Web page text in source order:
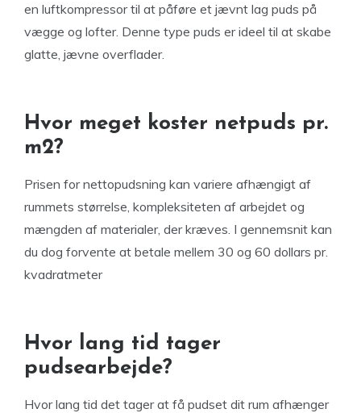
en luftkompressor til at påføre et jævnt lag puds på
vægge og lofter. Denne type puds er ideel til at skabe
glatte, jævne overflader.
Hvor meget koster netpuds pr.
m2?
Prisen for nettopudsning kan variere afhængigt af
rummets størrelse, kompleksiteten af arbejdet og
mængden af materialer, der kræves. I gennemsnit kan
du dog forvente at betale mellem 30 og 60 dollars pr.
kvadratmeter
Hvor lang tid tager
pudsearbejde?
Hvor lang tid det tager at få pudset dit rum afhænger